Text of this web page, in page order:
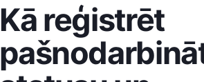
Kā reģistrēt